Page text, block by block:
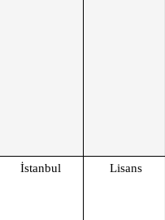
İstanbul Lisans